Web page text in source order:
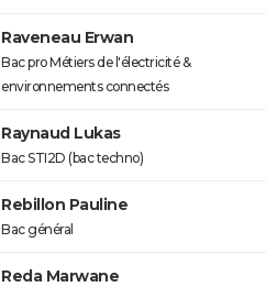
Raveneau Erwan
Bac pro Métiers de l'électricité &
environnements connectés
Raynaud Lukas
Bac STI2D (bac techno)
Rebillon Pauline
Bac général
Reda Marwane